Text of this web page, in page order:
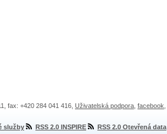
fax: +420 284 041 416, Uživatelská podpora facebook
služby RSS 2.0 INSPIRE RSS 2.0 Otevřená data